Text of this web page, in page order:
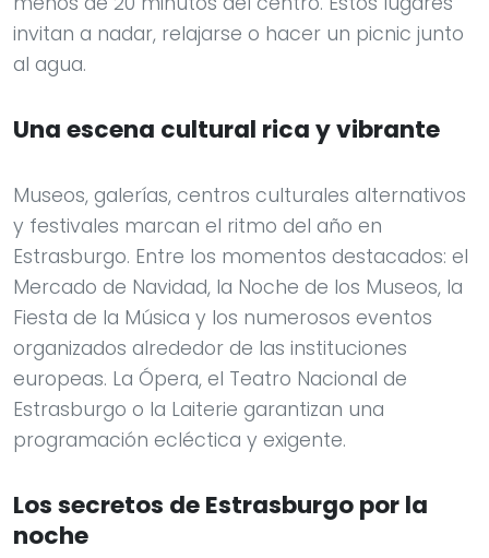
invitan a nadar, relajarse o hacer un picnic junto
al agua.
Una escena cultural rica y vibrante
Museos, galerías, centros culturales alternativos
y festivales marcan el ritmo del año en
Estrasburgo. Entre los momentos destacados: el
Mercado de Navidad, la Noche de los Museos, la
Fiesta de la Música y los numerosos eventos
organizados alrededor de las instituciones
europeas. La Ópera, el Teatro Nacional de
Estrasburgo o la Laiterie garantizan una
programación ecléctica y exigente.
Los secretos de Estrasburgo por la
noche